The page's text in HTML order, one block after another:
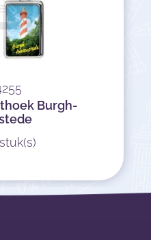
Burgh-